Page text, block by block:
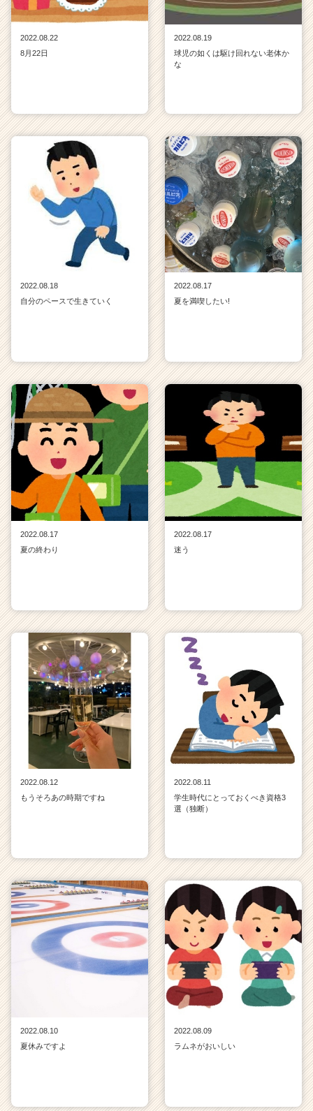
2022.08.22
8月22日
2022.08.19
球児の如くは駆け回れない老体か
な
2022.08.18
自分のペースで生きていく
2022.08.17
夏を満喫したい!
2022.08.17
夏の終わり
2022.08.17
迷う
2022.08.12
もうそろあの時期ですね
2022.08.11
学生時代にとっておくべき資格3
選（独断）
2022.08.10
夏休みですよ
2022.08.09
ラムネがおいしい